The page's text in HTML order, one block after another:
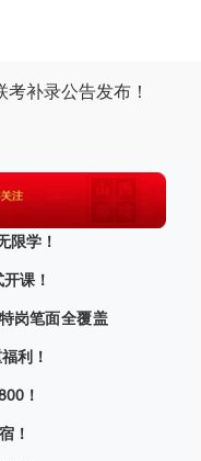
考补录公告发布！
限学！
课！
岗笔面全覆盖
利！
！
！